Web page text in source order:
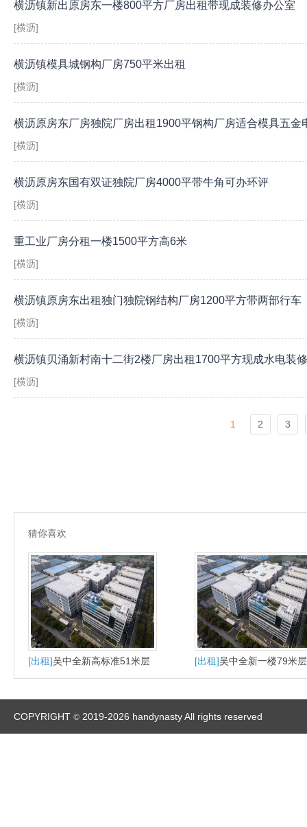
横沥镇新出原房东一楼800平方厂房出租带现成装修办公室
[横沥]
横沥镇模具城钢构厂房750平米出租
[横沥]
横沥原房东厂房独院厂房出租1900平钢构厂房适合模具五金
[横沥]
横沥原房东国有双证独院厂房4000平带牛角可办环评
[横沥]
重工业厂房分租一楼1500平方高6米
[横沥]
横沥镇原房东出租独门独院钢结构厂房1200平方带两部行车
[横沥]
横沥镇贝涌新村南十二街2楼厂房出租1700平方现成水电装修
[横沥]
1 2 3
猜你喜欢
[出租]吴中全新高标准51米层
高出租
[出租]吴中全新一楼79米
厂房出租
COPYRIGHT © 2019-2026 handynasty All rights reserved